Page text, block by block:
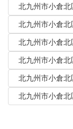
北九州市小倉
北九州市小倉
北九州市小倉
北九州市小倉
北九州市小倉
北九州市小倉